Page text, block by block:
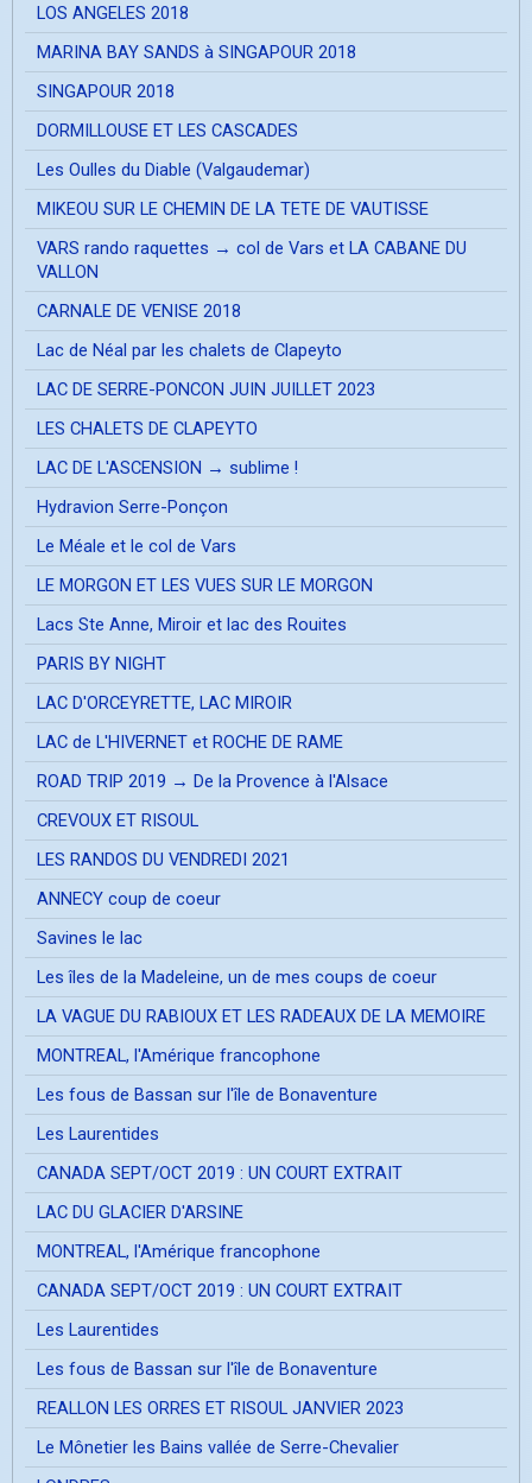
LOS ANGELES 2018
MARINA BAY SANDS à SINGAPOUR 2018
SINGAPOUR 2018
DORMILLOUSE ET LES CASCADES
Les Oulles du Diable (Valgaudemar)
MIKEOU SUR LE CHEMIN DE LA TETE DE VAUTISSE
VARS rando raquettes → col de Vars et LA CABANE DU
VALLON
CARNALE DE VENISE 2018
Lac de Néal par les chalets de Clapeyto
LAC DE SERRE-PONCON JUIN JUILLET 2023
LES CHALETS DE CLAPEYTO
LAC DE L'ASCENSION → sublime !
Hydravion Serre-Ponçon
Le Méale et le col de Vars
LE MORGON ET LES VUES SUR LE MORGON
Lacs Ste Anne, Miroir et lac des Rouites
PARIS BY NIGHT
LAC D'ORCEYRETTE, LAC MIROIR
LAC de L'HIVERNET et ROCHE DE RAME
ROAD TRIP 2019 → De la Provence à l'Alsace
CREVOUX ET RISOUL
LES RANDOS DU VENDREDI 2021
ANNECY coup de coeur
Savines le lac
Les îles de la Madeleine, un de mes coups de coeur
LA VAGUE DU RABIOUX ET LES RADEAUX DE LA MEMOIRE
MONTREAL, l'Amérique francophone
Les fous de Bassan sur l'île de Bonaventure
Les Laurentides
CANADA SEPT/OCT 2019 : UN COURT EXTRAIT
LAC DU GLACIER D'ARSINE
MONTREAL, l'Amérique francophone
CANADA SEPT/OCT 2019 : UN COURT EXTRAIT
Les Laurentides
Les fous de Bassan sur l'île de Bonaventure
REALLON LES ORRES ET RISOUL JANVIER 2023
Le Mônetier les Bains vallée de Serre-Chevalier